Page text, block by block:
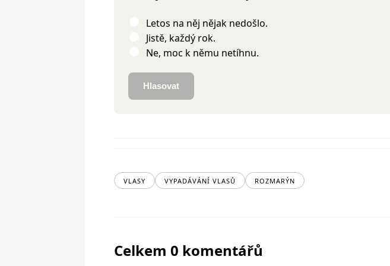
Letos na něj nějak nedošlo.
Jistě, každý rok.
Ne, moc k němu netíhnu.
Hlasovat
VLASY VYPADÁVÁNÍ VLASŮ ROZMARÝN
Celkem 0 komentářů